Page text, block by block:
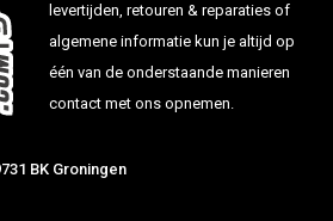
levertijden, retouren & reparaties of
algemene informatie kun je altijd op
één van de onderstaande manieren
contact met ons opnemen.
BK Groningen